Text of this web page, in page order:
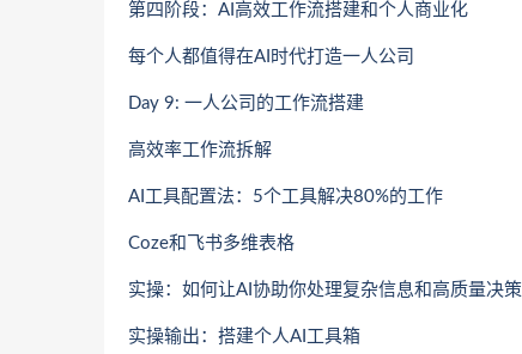
第四阶段：AI高效工作流搭建和个人商业化
每个人都值得在AI时代打造一人公司
Day 9: 一人公司的工作流搭建
高效率工作流拆解
AI工具配置法：5个工具解决80%的工作
Coze和飞书多维表格
实操：如何让AI协助你处理复杂信息和高质量决策
实操输出：搭建个人AI工具箱